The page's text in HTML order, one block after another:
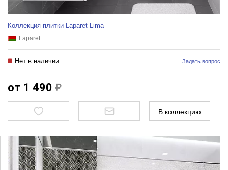
Коллекция плитки Laparet Lima
Laparet
Нет в наличии Задать вопрос
от 1 490
В коллекцию